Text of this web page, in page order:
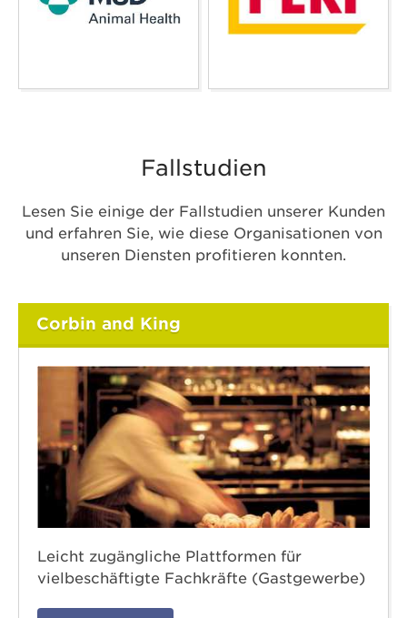
Fallstudien
Lesen Sie einige der Fallstudien unserer Kunden
und erfahren Sie, wie diese Organisationen von
unseren Diensten profitieren konnten.
Corbin and King
Leicht zugängliche Plattformen für
vielbeschäftigte Fachkräfte (Gastgewerbe)